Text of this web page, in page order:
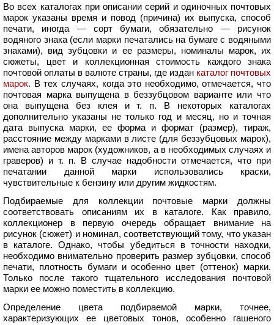
Во всех каталогах при описании серий и одиночных почтовых
марок указаны время и повод (причина) их выпуска, способ
печати, иногда — сорт бумаги, обязательно — рисунок
водяного знака (если марки печатались на бумаге с водяными
знаками), вид зубцовки и ее размеры, номиналы марок, их
сюжеты, цвет и коллекционная стоимость каждого знака
почтовой оплаты в валюте страны, где издан каталог почтовых
марок. В тех случаях, когда это необходимо, отмечается, что
почтовая марка выпущена в беззубцовом варианте или что
она выпущена без клея и т. п. В некоторых каталогах
дополнительно указаны не только год и месяц, но и точная
дата выпуска марки, ее форма и формат (размер), тираж,
расстояние между марками в листе (для беззубцовых марок),
имена авторов марок (художников, а в необходимых случаях и
граверов) и т. п. В случае надобности отмечается, что при
печатании данной марки использовались краски,
чувствительные к бензину или другим жидкостям.
Подбираемые для коллекции почтовые марки должны
соответствовать описаниям их в каталоге. Как правило,
коллекционер в первую очередь обращает внимание на
рисунок (сюжет) и номинал, соответствующий тому, что указан
в каталоге. Однако, чтобы убедиться в точности находки,
необходимо внимательно проверить размер зубцовки, способ
печати, плотность бумаги и особенно цвет (оттенок) марки.
Только после такого тщательного исследования почтовой
марки ее можно поместить в коллекцию.
Определение цвета подбираемой марки, точнее,
характеризующих ее цветовых тонов, особенно гашеного